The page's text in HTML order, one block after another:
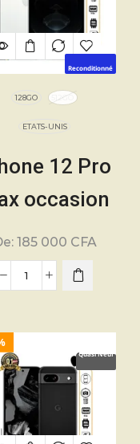
Neuf
Reconditionné
128GO 512GO
ETATS-UNIS
12 Pro
occasion
–
Li-Ion 2815
– 6,7″ –
– 01mois
185 000 CFA
Quasi Neuf